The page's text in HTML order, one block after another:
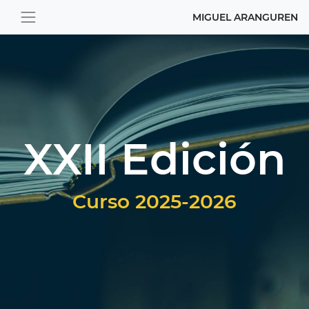
MIGUEL ARANGUREN
XXII Edición
Curso 2025-2026